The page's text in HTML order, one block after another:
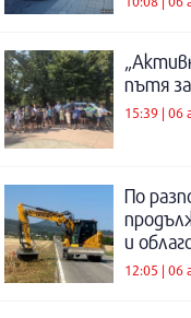
пътя
15:39 | 06
По
и
12:05 | 06